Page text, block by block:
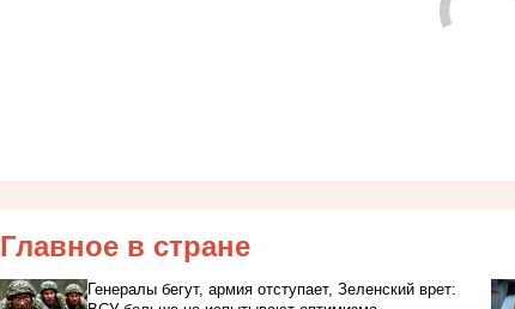
Главное в стране
Генералы бегут, армия отступает, Зеленский врет: